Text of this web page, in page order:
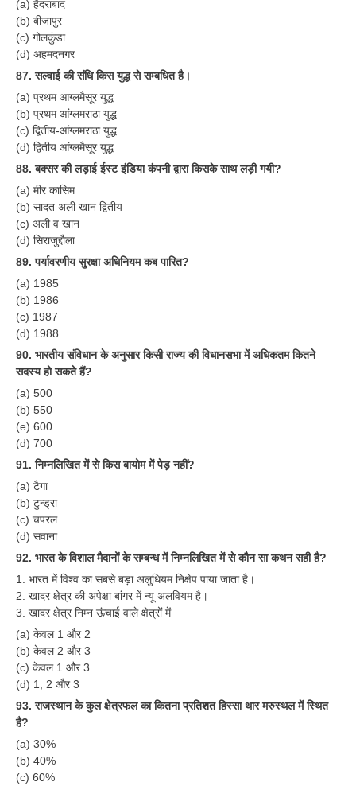
हिंदी
RRB एनटीपीसी - NTPC
RRB लोको पायलट - ALP
RRB रेलवे ग्रुप-डी
RRB जूनियर इंजीनियर - JE
मनोवैज्ञानिक परीक्षण - PSYCHO
(a) हैदराबाद
(b) बीजापुर
(c) गोलकुंडा
(d) अहमदनगर
87. सल्वाई की संधि किस युद्ध से सम्बधित है।
(a) प्रथम आग्लमैसूर युद्ध
(b) प्रथम आंग्लमराठा युद्ध
(c) द्वितीय-आंग्लमराठा युद्ध
(d) द्वितीय आंग्लमैसूर युद्ध
88. बक्सर की लड़ाई ईस्ट इंडिया कंपनी द्वारा किसके साथ लड़ी गयी?
(a) मीर कासिम
(b) सादत अली खान द्वितीय
(c) अली व खान
(d) सिराजुद्दौला
89. पर्यावरणीय सुरक्षा अधिनियम कब पारित?
(a) 1985
(b) 1986
(c) 1987
(d) 1988
90. भारतीय संविधान के अनुसार किसी राज्य की विधानसभा में अधिकतम कितने
सदस्य हो सकते हैं?
(a) 500
(b) 550
(e) 600
(d) 700
91. निम्नलिखित में से किस बायोम में पेड़ नहीं?
(a) टैगा
(b) टुन्ड्रा
(c) चपरल
(d) सवाना
92. भारत के विशाल मैदानों के सम्बन्ध में निम्नलिखित में से कौन सा कथन सही है?
1. भारत में विश्व का सबसे बड़ा अलुधियम निक्षेप पाया जाता है।
2. खादर क्षेत्र की अपेक्षा बांगर में न्यू अलवियम है।
3. खादर क्षेत्र निम्न ऊंचाई वाले क्षेत्रों में
(a) केवल 1 और 2
(b) केवल 2 और 3
(c) केवल 1 और 3
(d) 1, 2 और 3
93. राजस्थान के कुल क्षेत्रफल का कितना प्रतिशत हिस्सा थार मरुस्थल में स्थित
है?
(a) 30%
(b) 40%
(c) 60%